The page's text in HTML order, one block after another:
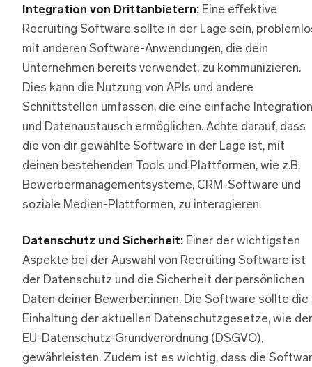
Integration von Drittanbietern: Eine effektive
Recruiting Software sollte in der Lage sein,
mit anderen Software-Anwendungen, die dein
Unternehmen bereits verwendet, zu kommunizieren.
Dies kann die Nutzung von APIs und andere
Schnittstellen umfassen, die eine einfache Integration
und Datenaustausch ermöglichen. Achte darauf, dass
die von dir gewählte Software in der Lage ist, mit
deinen bestehenden Tools und Plattformen, wie z.B.
Bewerbermanagementsysteme, CRM-Software und
soziale Medien-Plattformen, zu interagieren.
Datenschutz und Sicherheit: Einer der wichtigsten
Aspekte bei der Auswahl von Recruiting Software ist
der Datenschutz und die Sicherheit der persönlichen
Daten deiner Bewerber:innen. Die Software sollte die
Einhaltung der aktuellen Datenschutzgesetze, wie der
EU-Datenschutz-Grundverordnung (DSGVO),
gewährleisten. Zudem ist es wichtig, dass die